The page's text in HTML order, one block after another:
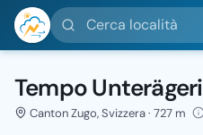
Cerca località
Tempo Unterägeri
Canton Zugo, Svizzera · 727 m